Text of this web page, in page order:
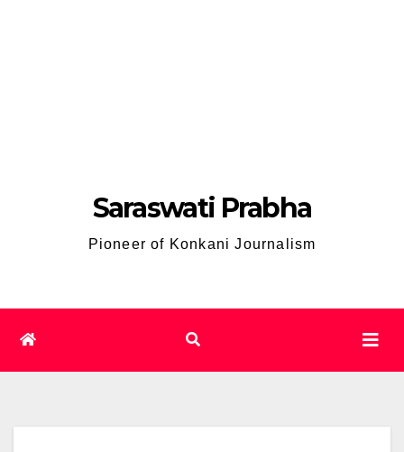
Saraswati Prabha
Pioneer of Konkani Journalism